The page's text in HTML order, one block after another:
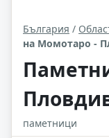
България /
на Момотаро -
паметници